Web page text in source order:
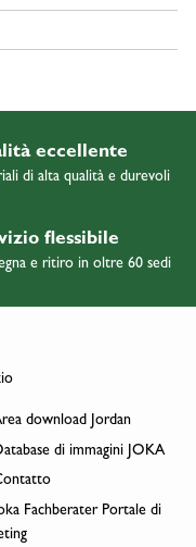
eccellente
di alta qualità e durevoli
flessibile
e ritiro in oltre 60 sedi
download Jordan
di immagini JOKA
Fachberater Portale di